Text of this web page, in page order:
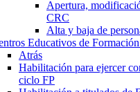
Apertura,
CRC
Alta y baja de
Educativos de
Atrás
Habilitación para ejercer
ciclo FP